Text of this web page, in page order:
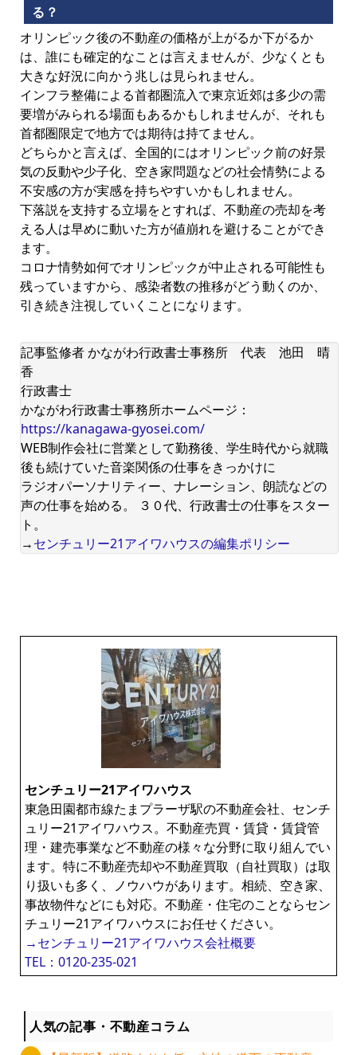
る？
オリンピック後の不動産の価格が上がるか下がるか
は、誰にも確定的なことは言えませんが、少なくとも
大きな好況に向かう兆しは見られません。
インフラ整備による首都圏流入で東京近郊は多少の需
要増がみられる場面もあるかもしれませんが、それも
首都圏限定で地方では期待は持てません。
どちらかと言えば、全国的にはオリンピック前の好景
気の反動や少子化、空き家問題などの社会情勢による
不安感の方が実感を持ちやすいかもしれません。
下落説を支持する立場をとすれば、不動産の売却を考
える人は早めに動いた方が値崩れを避けることができ
ます。
コロナ情勢如何でオリンピックが中止される可能性も
残っていますから、感染者数の推移がどう動くのか、
引き続き注視していくことになります。
記事監修者 かながわ行政書士事務所 代表 池田 晴
香
行政書士
かながわ行政書士事務所ホームページ：
https://kanagawa-gyosei.com/
WEB制作会社に営業として勤務後、学生時代から就職
後も続けていた音楽関係の仕事をきっかけに
ラジオパーソナリティー、ナレーション、朗読などの
声の仕事を始める。 ３０代、行政書士の仕事をスター
ト。
→センチュリー21アイワハウスの編集ポリシー
センチュリー21アイワハウス
東急田園都市線たまプラーザ駅の不動産会社、センチ
ュリー21アイワハウス。不動産売買・賃貸・賃貸管
理・建売事業など不動産の様々な分野に取り組んでい
ます。特に不動産売却や不動産買取（自社買取）は取
り扱いも多く、ノウハウがあります。相続、空き家、
事故物件などにも対応。不動産・住宅のことならセン
チュリー21アイワハウスにお任せください。
→センチュリー21アイワハウス会社概要
TEL：0120-235-021
人気の記事・不動産コラム